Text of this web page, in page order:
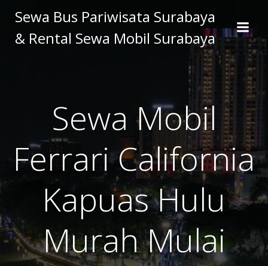
to
content
Sewa Bus Pariwisata Surabaya
& Rental Sewa Mobil Surabaya
Sewa Mobil
Ferrari California
Kapuas Hulu
Murah Mulai